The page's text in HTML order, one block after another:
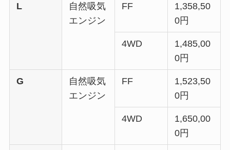
L
自然吸気
エンジン
FF
1,358,50
0円
4WD
1,485,00
0円
G
自然吸気
エンジン
FF
1,523,50
0円
4WD
1,650,00
0円